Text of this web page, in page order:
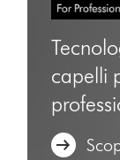
capelli